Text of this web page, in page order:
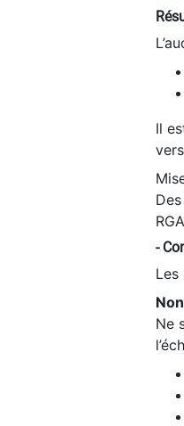
Il
-
Les
Ne